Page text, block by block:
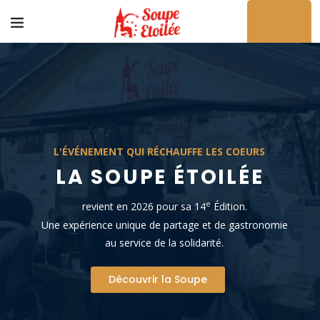
LA SOUPE ÉTOILÉE
L'ÉVÉNEMENT QUI RÉCHAUFFE LES COEURS
revient en 2026 pour sa 14e Édition.
Une expérience unique de partage et de gastronomie
au service de la solidarité.
Découvrir la Soupe